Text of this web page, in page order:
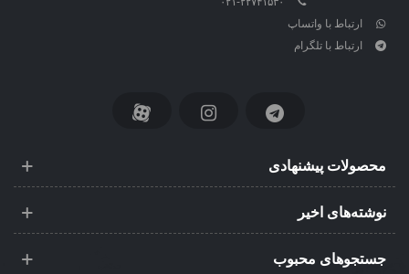
ارتباط با واتساپ
ارتباط با تلگرام
محصولات پیشنهادی
نوشته‌های اخیر
جستجوهای محبوب